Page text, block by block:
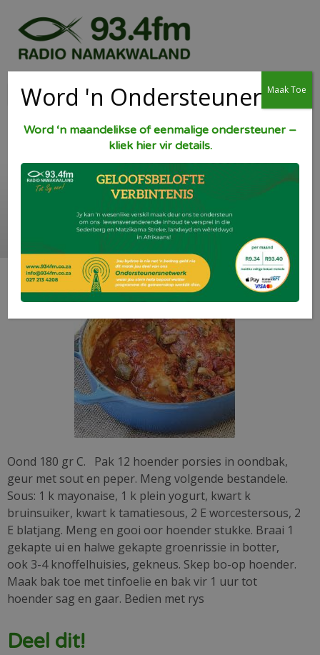
Lekker Hoender in
Oond 180 gr C. Pak 12 hoender porsies in oondbak,
geur met sout en peper. Meng volgende bestandele.
Sous: 1 k mayonaise, 1 k plein yogurt, kwart k
bruinsuiker, kwart k tamatiesous, 2 E worcestersous, 2
E blatjang. Meng en gooi oor hoender stukke. Braai 1
gekapte ui en halwe gekapte groenrissie in botter,
ook 3-4 knoffelhuisies, gekneus. Skep bo-op hoender.
Maak bak toe met tinfoelie en bak vir 1 uur tot
hoender sag en gaar. Bedien met rys
Deel dit!
Word 'n Ondersteuner
Word ‘n maandelikse of eenmalige ondersteuner –
kliek hier vir details.
Maak Toe